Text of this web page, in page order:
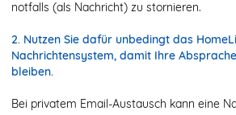
notfalls (als Nachricht) zu stornieren.
2. Nutzen Sie dafür unbedingt das
Nachrichtensystem, damit Ihre
bleiben.
Bei privatem Email-Austausch kann eine